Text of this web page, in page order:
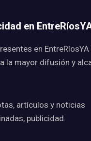
en
en
la mayor difusión y
artículos y noticias
publicidad.